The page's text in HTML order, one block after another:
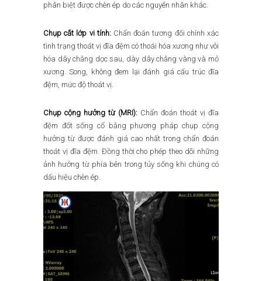
phân biệt được chèn ép do các nguyên nhân khác.
Chụp cắt lớp vi tính: Chẩn đoán tương đối chính xác
tình trạng thoát vị đĩa đệm có thoái hóa xương như vôi
hóa dây chằng dọc sau, dày dây chằng vàng và mỏ
xương. Song, không đem lại đánh giá cấu trúc đĩa
đệm, mức độ thoát vị.
Chụp cộng hưởng từ (MRI): Chẩn đoán thoát vị đĩa
đệm đốt sống cổ bằng phương pháp chụp cộng
hưởng từ được đánh giá cao nhất trong chẩn đoán
thoát vị đĩa đệm. Đồng thời cho phép theo dõi những
ảnh hưởng từ phía bên trong tủy sống khi chúng có
dấu hiệu chèn ép.